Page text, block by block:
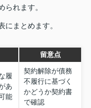
られます。
にまとめます。
留意点
履
あ
能
契約解除が債務
不履行に基づく
かどうか契約書
で確認